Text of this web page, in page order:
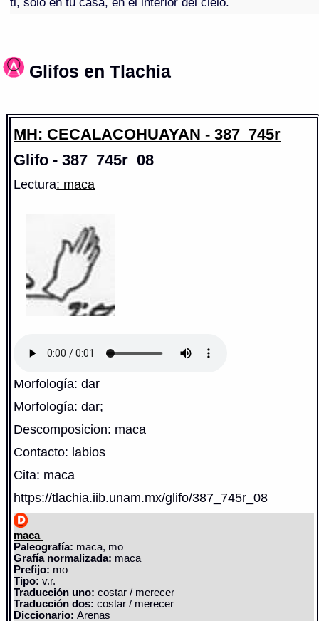
Glifos en Tlachia
MH: CECALACOHUAYAN - 387_745r
Glifo - 387_745r_08
Lectura: maca
Morfología: dar
Morfología: dar;
Descomposicion: maca
Contacto: labios
Cita: maca
https://tlachia.iib.unam.mx/glifo/387_745r_08
maca
Paleografía: maca, mo
Grafía normalizada: maca
Prefijo: mo
Tipo: v.r.
Traducción uno: costar / merecer
Traducción dos: costar / merecer
Diccionario:Arenas